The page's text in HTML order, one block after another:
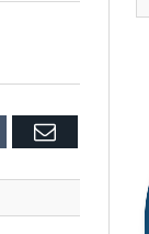
Email